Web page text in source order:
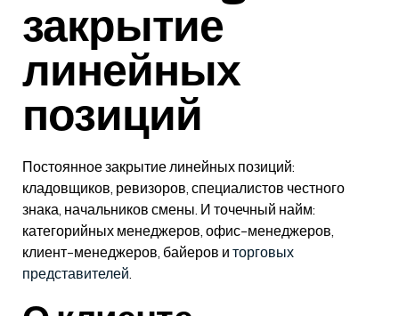
закрытие
линейных
позиций
Постоянное закрытие линейных позиций:
кладовщиков, ревизоров, специалистов честного
знака, начальников смены. И точечный найм:
категорийных менеджеров, офис-менеджеров,
клиент-менеджеров, байеров и торговых
представителей.